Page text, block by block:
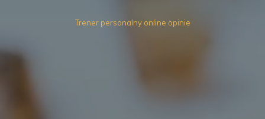
Trener personalny online opinie